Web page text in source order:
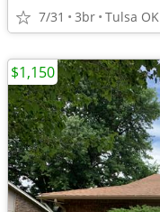
7/31 3br Tulsa OK
$1,150